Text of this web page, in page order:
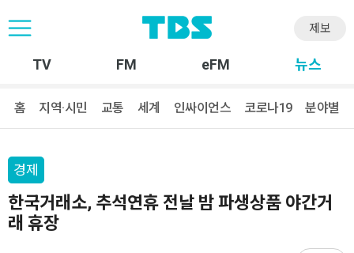
제보
TV FM eFM 뉴스
홈 지역·시민 교통 세계 인싸이언스 코로나19 분야별
경제
한국거래소, 추석연휴 전날 밤 파생상품 야간거
래 휴장